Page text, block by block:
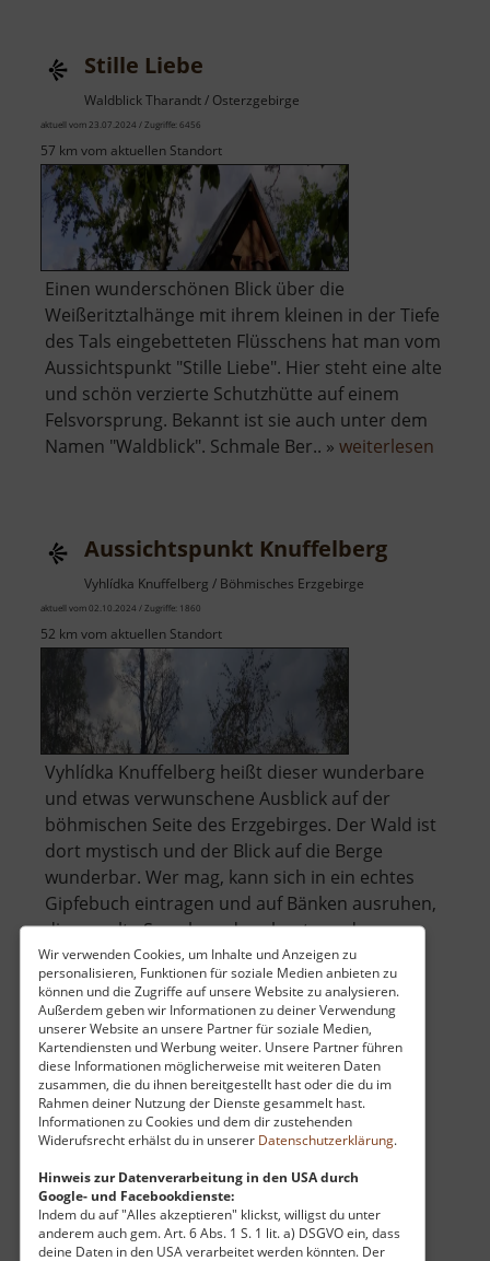
Wir verwenden Cookies, um Inhalte und Anzeigen zu
personalisieren, Funktionen für soziale Medien anbieten zu
können und die Zugriffe auf unsere Website zu analysieren.
Außerdem geben wir Informationen zu deiner Verwendung
unserer Website an unsere Partner für soziale Medien,
Kartendiensten und Werbung weiter. Unsere Partner führen
diese Informationen möglicherweise mit weiteren Daten
zusammen, die du ihnen bereitgestellt hast oder die du im
Rahmen deiner Nutzung der Dienste gesammelt hast.
Informationen zu Cookies und dem dir zustehenden
Widerufsrecht erhälst du in unserer Datenschutzerklärung.
Hinweis zur Datenverarbeitung in den USA durch
Google- und Facebookdienste:
Indem du auf "Alles akzeptieren" klickst, willigst du unter
anderem auch gem. Art. 6 Abs. 1 S. 1 lit. a) DSGVO ein, dass
deine Daten in den USA verarbeitet werden könnten. Der
Stille Liebe
Waldblick Tharandt / Osterzgebirge
aktuell vom 23.07.2024 / Zugriffe: 6456
57 km vom aktuellen Standort
Einen wunderschönen Blick über die
Weißeritztalhänge mit ihrem kleinen in der Tiefe
des Tals eingebetteten Flüsschens hat man vom
Aussichtspunkt "Stille Liebe". Hier steht eine alte
und schön verzierte Schutzhütte auf einem
Felsvorsprung. Bekannt ist sie auch unter dem
Namen "Waldblick". Schmale Ber.. » weiterlesen
Aussichtspunkt Knuffelberg
Vyhlídka Knuffelberg / Böhmisches Erzgebirge
aktuell vom 02.10.2024 / Zugriffe: 1860
52 km vom aktuellen Standort
Vyhlídka Knuffelberg heißt dieser wunderbare
und etwas verwunschene Ausblick auf der
böhmischen Seite des Erzgebirges. Der Wald ist
dort mystisch und der Blick auf die Berge
wunderbar. Wer mag, kann sich in ein echtes
Gipfebuch eintragen und auf Bänken ausruhen,
die aus alte Snowboards gebaut wurden.. »
weiterlesenüber
Aussichtspunkt
Knuffelberg
Talsperre Křimov
Vodní nádrž Křimov / Böhmisches Erzgebirge
aktuell vom 23.07.2024 / Zugriffe: 5400
26 km vom aktuellen Standort